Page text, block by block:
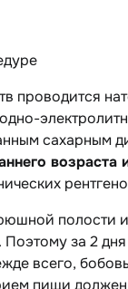
проводится
сахарным
полости
Поэтому за 2
всего,
пищи должен